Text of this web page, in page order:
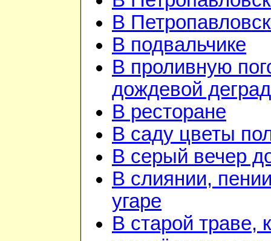
В
В подвальчике
В проливную
дождевой
В ресторане
В саду цветы
В серый вечер
В слиянии,
угаре
В старой траве,